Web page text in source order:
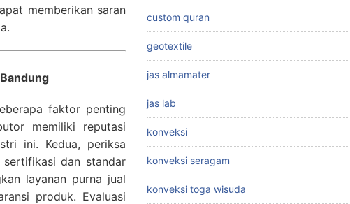
memberikan saran
faktor penting
memiliki reputasi
ini. Kedua, periksa
dan standar
layanan purna jual
produk. Evaluasi
custom quran
geotextile
jas almamater
jas lab
konveksi
konveksi seragam
konveksi toga wisuda